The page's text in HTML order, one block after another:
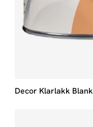
Decor Klarlakk Blank